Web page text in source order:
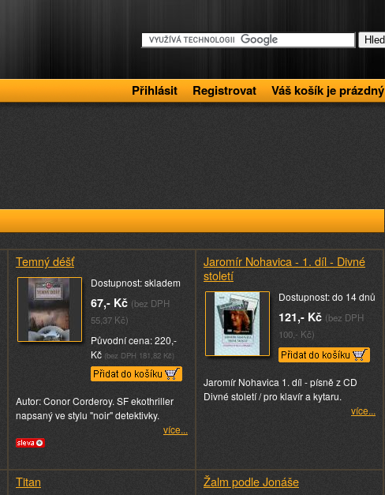
Přihlásit Registrovat Váš košík je prázdný
Temný déšť
Dostupnost: skladem
67,- Kč (bez DPH
55,37 Kč)
Původní cena: 220,-
Kč (bez DPH 181,82 Kč)
Autor: Conor Corderoy. SF ekothriller
napsaný ve stylu "noir" detektivky.
více...
Jaromír Nohavica - 1. díl - Divné
století
Dostupnost: do 14 dnů
121,- Kč (bez DPH
100,- Kč)
Jaromír Nohavica 1. díl - písně z CD
Divné století / pro klavír a kytaru.
více...
Titan Žalm podle Jonáše